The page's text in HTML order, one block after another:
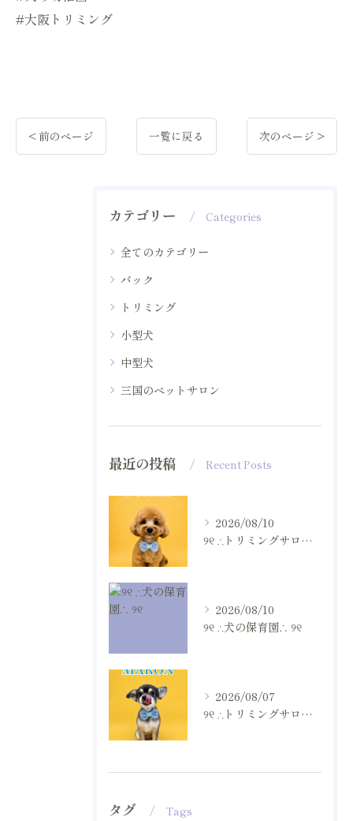
#大阪トリミング
< 前のページ 一覧に戻る 次のページ >
カテゴリー Categories
全てのカテゴリー
パック
トリミング
小型犬
中型犬
三国のペットサロン
最近の投稿 Recent Posts
2026/08/10
୨୧ ∴トリミングサロン∴ ୨୧
2026/08/10
୨୧ ∴犬の保育園∴ ୨୧
2026/08/07
୨୧ ∴トリミングサロン∴ ୨୧
タグ Tags